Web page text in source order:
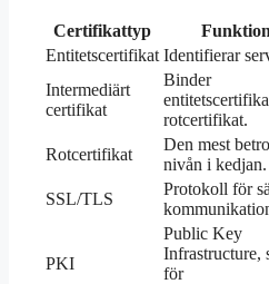
Certifikattyp
Funktion
Entitetscertifikat Identifierar
Intermediärt
certifikat
Binder
rotcertifikat.
Rotcertifikat
Den mest
nivån i kedjan.
SSL/TLS
Protokoll för
PKI
Public Key
Infrastructure,
för